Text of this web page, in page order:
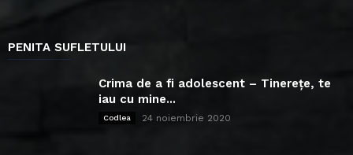
PENITA SUFLETULUI
Crima de a fi adolescent – Tinerețe, te
iau cu mine...
Codlea 24 noiembrie 2020